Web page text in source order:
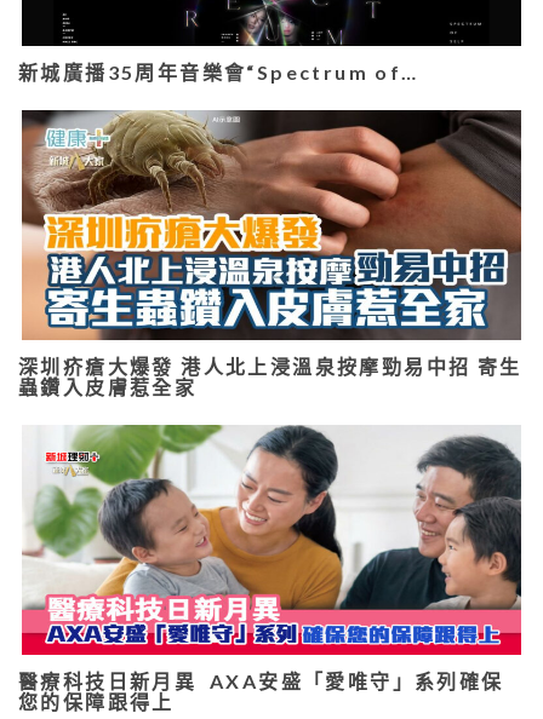
新城廣播35周年音樂會“Spectrum of…
深圳疥瘡大爆發 港人北上浸溫泉按摩勁易中招 寄生
蟲鑽入皮膚惹全家
醫療科技日新月異 AXA安盛「愛唯守」系列確保
您的保障跟得上